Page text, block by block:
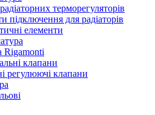
терморегуляторів
підключення для радіаторів
елементи
Rigamonti
клапани
регулюючі клапани